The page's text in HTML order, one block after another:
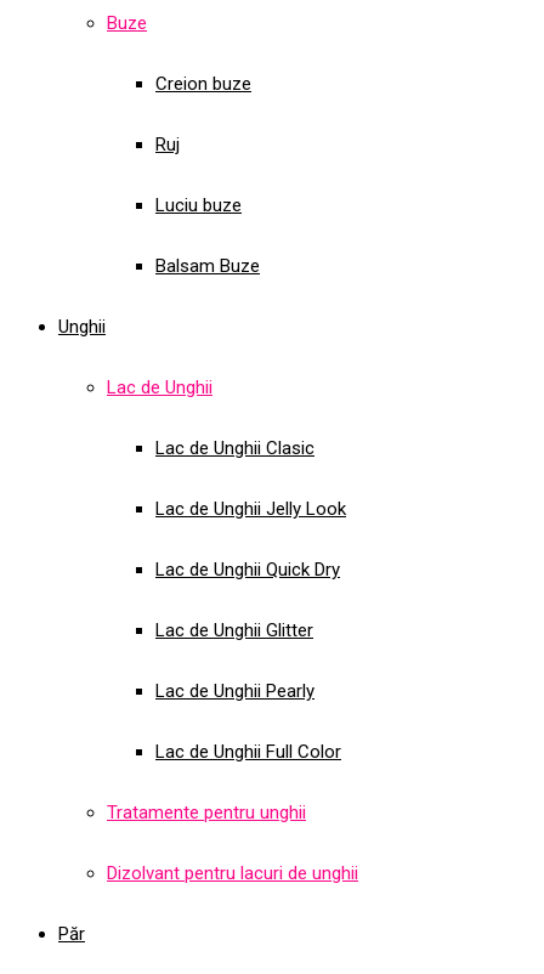
Buze
Creion buze
Ruj
Luciu buze
Balsam Buze
Unghii
Lac de Unghii
Lac de Unghii Clasic
Lac de Unghii Jelly Look
Lac de Unghii Quick Dry
Lac de Unghii Glitter
Lac de Unghii Pearly
Lac de Unghii Full Color
Tratamente pentru unghii
Dizolvant pentru lacuri de unghii
Păr